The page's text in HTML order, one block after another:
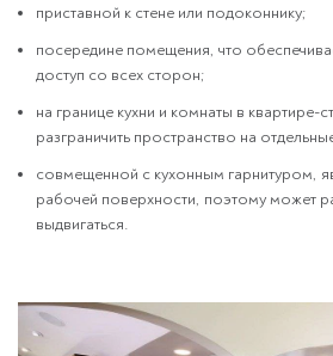
приставной к стене или подоконнику;
посередине помещения, что
доступ со всех сторон;
на границе кухни и комнаты в квартире-
разграничить пространство на
совмещенной с кухонным гарнитуром,
рабочей поверхности, поэтому может
выдвигаться.